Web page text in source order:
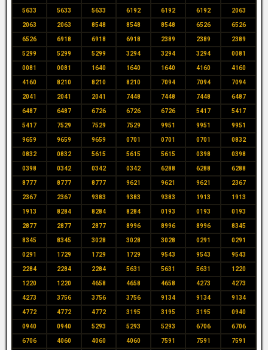
5633 5633 5633 6192 6192 6192 2063
2063 2063 8548 8548 8548 6526 6526
6526 6918 6918 6918 2389 2389 2389
5299 5299 5299 3294 3294 3294 0081
0081 0081 1640 1640 1640 4160 4160
4160 8210 8210 8210 7094 7094 7094
2041 2041 2041 7448 7448 7448 6487
6487 6487 6726 6726 6726 5417 5417
5417 7529 7529 7529 9951 9951 9951
9659 9659 9659 0701 0701 0701 0832
0832 0832 5615 5615 5615 0398 0398
0398 0342 0342 0342 6288 6288 6288
8777 8777 8777 9621 9621 9621 2367
2367 2367 9383 9383 9383 1913 1913
1913 8284 8284 8284 0193 0193 0193
2877 2877 2877 8996 8996 8996 8345
8345 8345 3028 3028 3028 0291 0291
0291 1729 1729 1729 9543 9543 9543
2284 2284 2284 5631 5631 5631 1220
1220 1220 4658 4658 4658 4273 4273
4273 3756 3756 3756 9134 9134 9134
4772 4772 4772 3195 3195 3195 0940
0940 0940 5293 5293 5293 6706 6706
6706 4060 4060 4060 7591 7591 7591